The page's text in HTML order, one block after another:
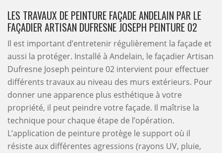
LES TRAVAUX DE PEINTURE FAÇADE ANDELAIN PAR LE
FAÇADIER ARTISAN DUFRESNE JOSEPH PEINTURE 02
Il est important d’entretenir régulièrement la façade et
aussi la protéger. Installé à Andelain, le façadier Artisan
Dufresne Joseph peinture 02 intervient pour effectuer
différents travaux au niveau des murs extérieurs. Pour
donner une apparence plus esthétique à votre
propriété, il peut peindre votre façade. Il maîtrise la
technique pour chaque étape de l’opération.
L’application de peinture protège le support où il
résiste aux différentes agressions (rayons UV, pluie,